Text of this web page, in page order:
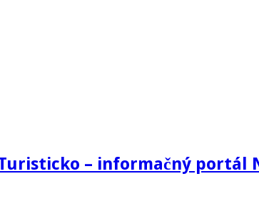
– informačný portál